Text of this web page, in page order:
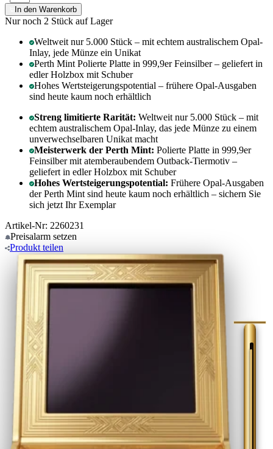
In den Warenkorb
Nur noch 2 Stück auf Lager
Weltweit nur 5.000 Stück – mit echtem australischem Opal-
Inlay, jede Münze ein Unikat
Perth Mint Polierte Platte in 999,9er Feinsilber – geliefert in
edler Holzbox mit Schuber
Hohes Wertsteigerungspotential – frühere Opal-Ausgaben
sind heute kaum noch erhältlich
Streng limitierte Rarität: Weltweit nur 5.000 Stück – mit
echtem australischem Opal-Inlay, das jede Münze zu einem
unverwechselbaren Unikat macht
Meisterwerk der Perth Mint: Polierte Platte in 999,9er
Feinsilber mit atemberaubendem Outback-Tiermotiv –
geliefert in edler Holzbox mit Schuber
Hohes Wertsteigerungspotential: Frühere Opal-Ausgaben
der Perth Mint sind heute kaum noch erhältlich – sichern Sie
sich jetzt Ihr Exemplar
Artikel-Nr: 2260231
Preisalarm setzen
Produkt teilen